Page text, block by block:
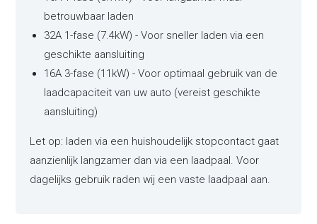
betrouwbaar laden
32A 1-fase (7.4kW) - Voor sneller laden via een
geschikte aansluiting
16A 3-fase (11kW) - Voor optimaal gebruik van de
laadcapaciteit van uw auto (vereist geschikte
aansluiting)
Let op: laden via een huishoudelijk stopcontact gaat
aanzienlijk langzamer dan via een laadpaal. Voor
dagelijks gebruik raden wij een vaste laadpaal aan.